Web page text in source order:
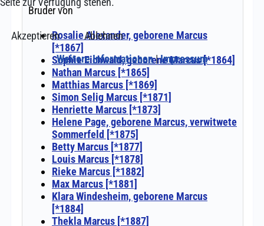
Akzeptieren
Ablehnen
Weitere Informationen|Impressum